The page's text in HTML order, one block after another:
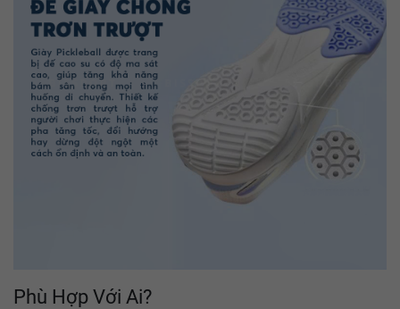
Phù Hợp Với Ai?